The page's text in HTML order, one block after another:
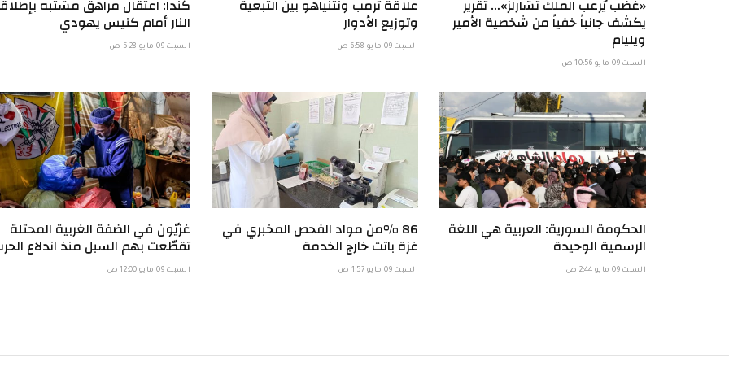
«غضب يُرعب الملك تشارلز»… تقرير
يكشف جانباً خفياً من شخصية الأمير
ويليام
السبت 09 مايو 10:56 ص
علاقة ترمب ونتنياهو بين التبعية
وتوزيع الأدوار
السبت 09 مايو 6:58 ص
كندا: اعتقال مراهق مشتبه
النار أمام كنيس يهودي
السبت 09 مايو 5:28 ص
الحكومة السورية: العربية هي اللغة
الرسمية الوحيدة
السبت 09 مايو 2:44 ص
86 %من مواد الفحص المخبري في
غزة باتت خارج الخدمة
السبت 09 مايو 1:57 ص
غزيّون في الضفة الغربية المحتلة
تقطّعت بهم السبل منذ اندلاع
السبت 09 مايو 12:00 ص